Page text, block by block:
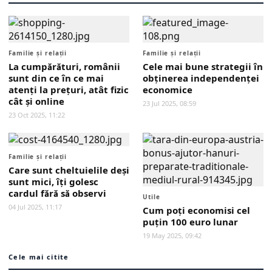
Familie și relații
La cumpărături, românii
sunt din ce în ce mai
atenți la prețuri, atât fizic
cât şi online
23 Oct 2025, 11:22
Familie și relații
Cele mai bune strategii în
obținerea independenței
economice
23 Jul 2025, 08:59
Familie și relații
Care sunt cheltuielile deşi
sunt mici, îți golesc
cardul fără să observi
04 Jul 2025, 11:17
Utile
Cum poți economisi cel
puțin 100 euro lunar
19 May 2025, 09:42
Cele mai citite